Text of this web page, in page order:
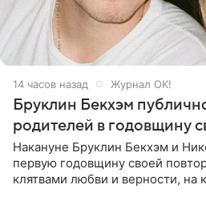
14 часов назад Журнал OK!
Бруклин Бекхэм
родителей в годовщину
Накануне Бруклин Бекхэм и
первую годовщину своей
клятвами любви и верности, на